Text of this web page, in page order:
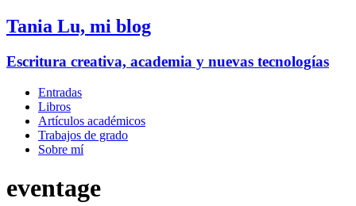
Tania Lu, mi blog
Escritura creativa, academia y nuevas tecnologías
Entradas
Libros
Artículos académicos
Trabajos de grado
Sobre mí
eventage